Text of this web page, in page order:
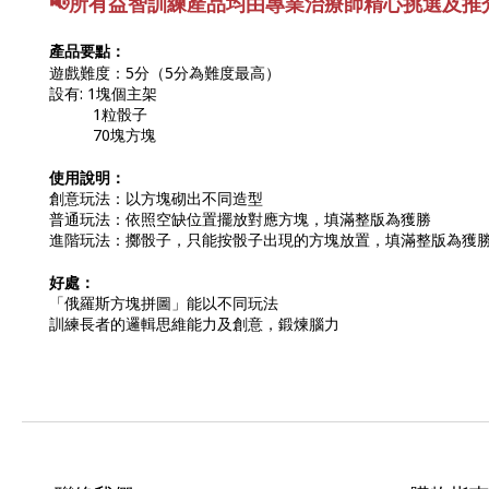
產品要點：
遊戲難度：5分（5分為難度最高）
設有: 1塊個主架
1粒骰子
70塊方塊
使用說明：
創意玩法：以方塊砌出不同造型
普通玩法：依照空缺位置擺放對應方塊，填滿整版為獲勝
進階玩法：擲骰子，只能按骰子出現的方塊放置，填滿整版為獲
好處：
「俄羅斯方塊拼圖」能以不同玩法
訓練長者的邏輯思維能力及創意， 鍛煉腦力